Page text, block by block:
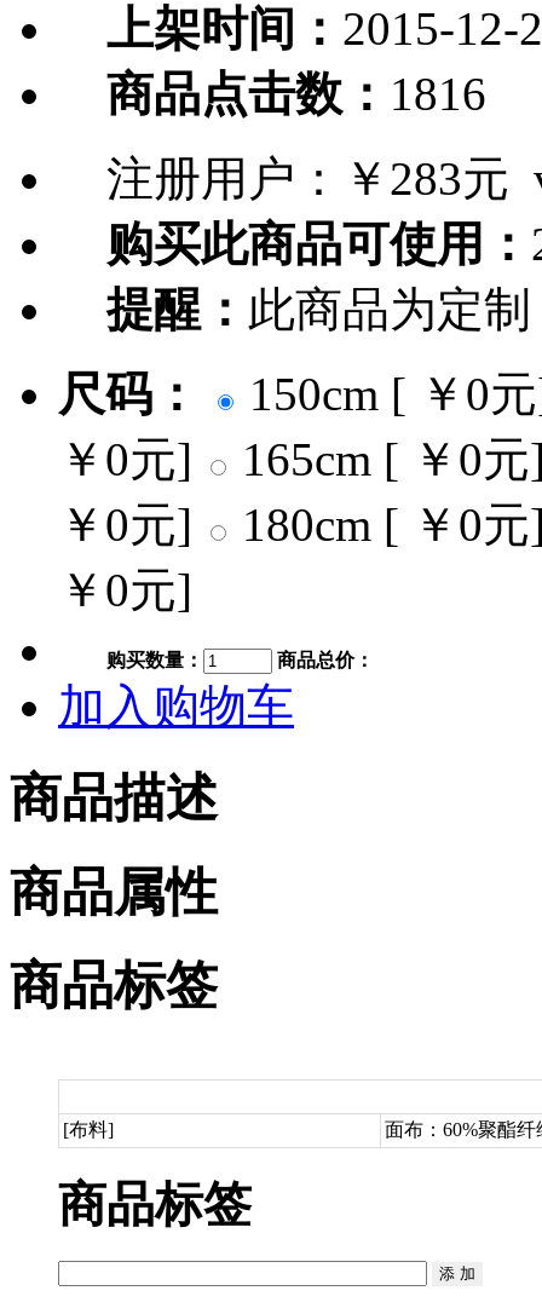
上架时间： 2015-12-
商品点击数： 1816
注册用户：
￥283元
购买此商品可使用：
提醒： 此商品为定
尺码：
150cm [ ￥0
￥0元]
165cm [ ￥0
￥0元]
180cm [ ￥0
￥0元]
购买数量： 商品总价：
加入购物车
商品描述
商品属性
商品标签
[布料] 面布：60%聚酯
商品标签